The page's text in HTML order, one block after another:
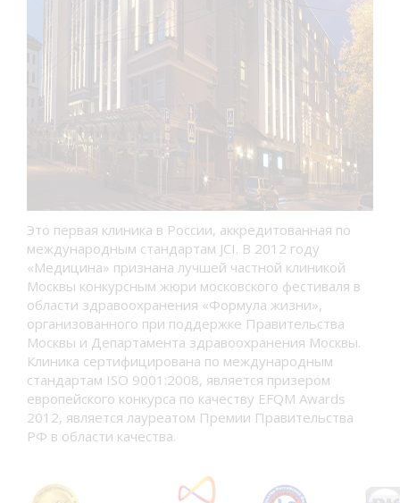
Это первая клиника в России, аккредитованная по
международным стандартам JCI. В 2012 году
«Медицина» признана лучшей частной клиникой
Москвы конкурсным жюри московского фестиваля в
области здравоохранения «Формула жизни»,
организованного при поддержке Правительства
Москвы и Департамента здравоохранения Москвы.
Клиника сертифицирована по международным
стандартам ISO 9001:2008, является призером
европейского конкурса по качеству EFQM Awards
2012, является лауреатом Премии Правительства
РФ в области качества.